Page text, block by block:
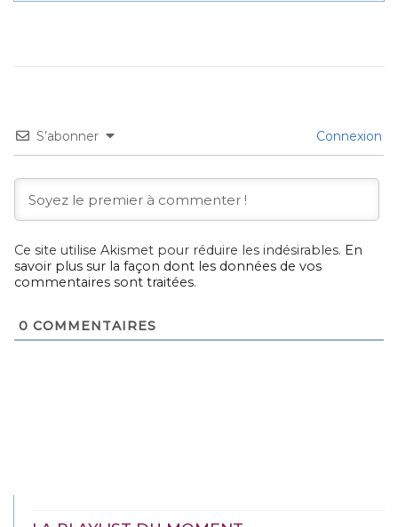
S’abonner Connexion
Ce site utilise Akismet pour réduire les indésirables. En
savoir plus sur la façon dont les données de vos
commentaires sont traitées.
0 COMMENTAIRES